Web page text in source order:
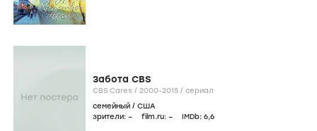
Забота CBS
CBS Cares / 2000-2015 / сериал
семейный / США
зрители: – film.ru: – IMDb: 6,6